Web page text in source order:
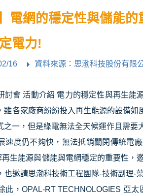
電網的穩定性與儲能
電力!
16 資料來源：思渤科技股份有限
討會 活動介紹 電力的穩定性與再生
雖各家廠商紛紛投入再生能源的設備
之一，但是綠電無法全天候運作且需
速度仍不夠快，無法抵銷關閉傳統電
生能源與儲能與電網穩定的重要性
也邀請思渤科技術工程團隊-技術副理-
此，OPAL-RT TECHNOLOGIES 亞